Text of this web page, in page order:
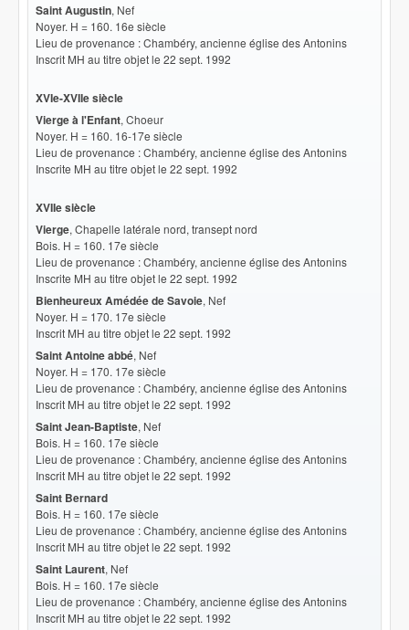
Saint Augustin, Nef
Noyer. H = 160. 16e siècle
Lieu de provenance : Chambéry, ancienne église des Antonins
Inscrit MH au titre objet le 22 sept. 1992
XVIe-XVIIe siècle
Vierge à l'Enfant, Choeur
Noyer. H = 160. 16-17e siècle
Lieu de provenance : Chambéry, ancienne église des Antonins
Inscrite MH au titre objet le 22 sept. 1992
XVIIe siècle
Vierge, Chapelle latérale nord, transept nord
Bois. H = 160. 17e siècle
Lieu de provenance : Chambéry, ancienne église des Antonins
Inscrite MH au titre objet le 22 sept. 1992
Bienheureux Amédée de Savoie, Nef
Noyer. H = 170. 17e siècle
Inscrit MH au titre objet le 22 sept. 1992
Saint Antoine abbé, Nef
Noyer. H = 170. 17e siècle
Lieu de provenance : Chambéry, ancienne église des Antonins
Inscrit MH au titre objet le 22 sept. 1992
Saint Jean-Baptiste, Nef
Bois. H = 160. 17e siècle
Lieu de provenance : Chambéry, ancienne église des Antonins
Inscrit MH au titre objet le 22 sept. 1992
Saint Bernard
Bois. H = 160. 17e siècle
Lieu de provenance : Chambéry, ancienne église des Antonins
Inscrit MH au titre objet le 22 sept. 1992
Saint Laurent, Nef
Bois. H = 160. 17e siècle
Lieu de provenance : Chambéry, ancienne église des Antonins
Inscrit MH au titre objet le 22 sept. 1992